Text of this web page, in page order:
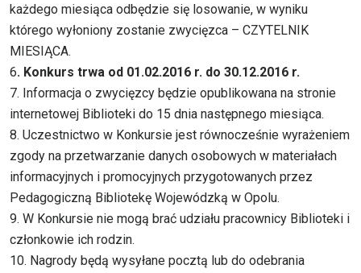
każdego miesiąca odbędzie się losowanie, w wyniku
którego wyłoniony zostanie zwycięzca – CZYTELNIK
MIESIĄCA.
6. Konkurs trwa od 01.02.2016 r. do 30.12.2016 r.
7. Informacja o zwycięzcy będzie opublikowana na stronie
internetowej Biblioteki do 15 dnia następnego miesiąca.
8. Uczestnictwo w Konkursie jest równocześnie wyrażeniem
zgody na przetwarzanie danych osobowych w materiałach
informacyjnych i promocyjnych przygotowanych przez
Pedagogiczną Bibliotekę Wojewódzką w Opolu.
9. W Konkursie nie mogą brać udziału pracownicy Biblioteki i
członkowie ich rodzin.
10. Nagrody będą wysyłane pocztą lub do odebrania